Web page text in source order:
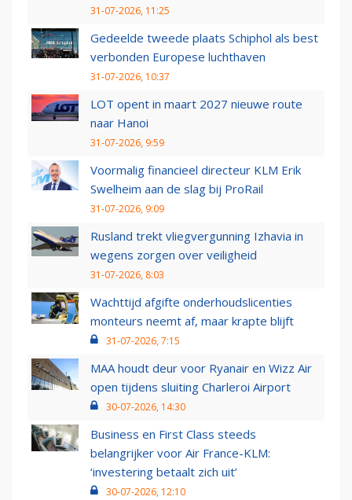
31-07-2026, 11:25
Gedeelde tweede plaats Schiphol als best
verbonden Europese luchthaven
31-07-2026, 10:37
LOT opent in maart 2027 nieuwe route
naar Hanoi
31-07-2026, 9:59
Voormalig financieel directeur KLM Erik
Swelheim aan de slag bij ProRail
31-07-2026, 9:09
Rusland trekt vliegvergunning Izhavia in
wegens zorgen over veiligheid
31-07-2026, 8:03
Wachttijd afgifte onderhoudslicenties
monteurs neemt af, maar krapte blijft
31-07-2026, 7:15
MAA houdt deur voor Ryanair en Wizz Air
open tijdens sluiting Charleroi Airport
30-07-2026, 14:30
Business en First Class steeds
belangrijker voor Air France-KLM:
‘investering betaalt zich uit’
30-07-2026, 12:10